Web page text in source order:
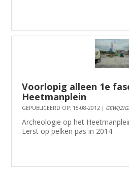
Voorlopig alleen 1e
Heetmanplein
GEPUBLICEERD OP: 15-08-2012 |
Archeologie op het
Eerst op pelken pas in 2014 .